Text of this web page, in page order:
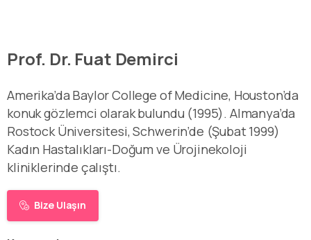
Prof. Dr. Fuat Demirci
Amerika’da Baylor College of Medicine, Houston’da
konuk gözlemci olarak bulundu (1995). Almanya’da
Rostock Üniversitesi, Schwerin’de (Şubat 1999)
Kadın Hastalıkları-Doğum ve Ürojinekoloji
kliniklerinde çalıştı.
Bize Ulaşın